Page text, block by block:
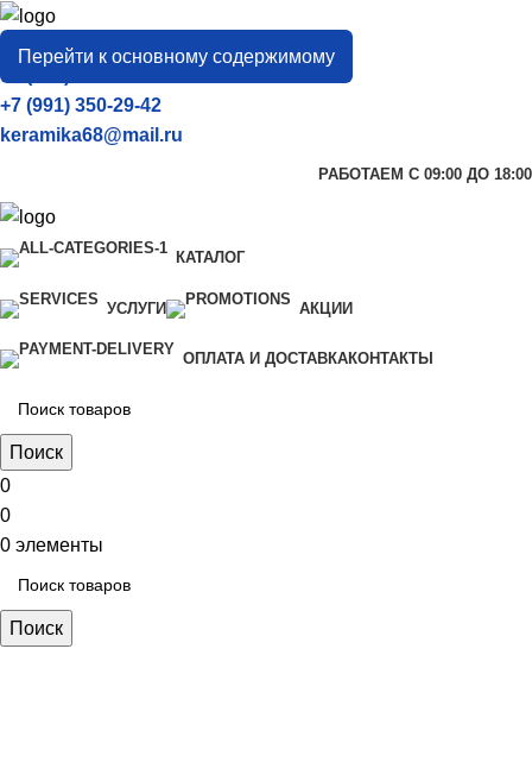
Перейти к основному содержимому
город
Тамбов
+7 (906) 657-33-54
+7 (991) 350-29-42
keramika68@mail.ru
РАБОТАЕМ С 09:00 ДО 18:00
КАТАЛОГ
УСЛУГИ АКЦИИ
ОПЛАТА И ДОСТАВКАКОНТАКТЫ
Поиск
0
0
0 элементы
Поиск